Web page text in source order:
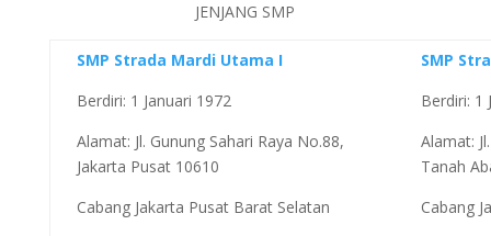
JENJANG SMP
SMP Strada Mardi Utama I
Berdiri: 1 Januari 1972
Alamat: Jl. Gunung Sahari Raya No.88,
Jakarta Pusat 10610
Cabang Jakarta Pusat Barat Selatan
SMP
Berdiri: 1
Alamat:
Tanah
Cabang